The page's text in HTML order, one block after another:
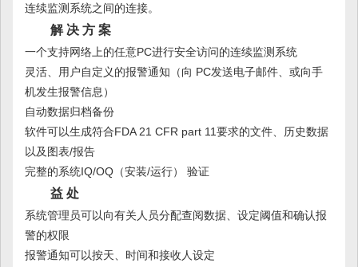
连续监测系统之间的连接。
解 决 方 案
一个支持网络上的任意PC进行安全访问的连续监测系统
灵活、用户自定义的报警通知（向 PC发送电子邮件、或向手
机发生报警信息）
自动数据归档备份
软件可以生成符合FDA 21 CFR part 11要求的文件、历史数据
以及图表/报告
完整的系统IQ/OQ（安装/运行） 验证
益 处
系统管理员可以向有关人员分配查阅数据、设定阈值和确认报
警的权限
报警通知可以按天、时间和接收人设定